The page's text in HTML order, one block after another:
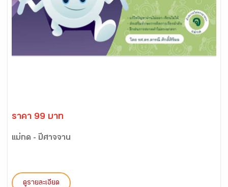
ราคา 99 บาท
แม่กด - ปีศาจจาน
ดูรายละเอียด